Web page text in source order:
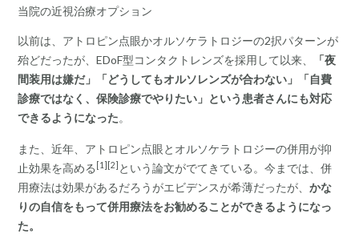
当院の近視治療オプション
以前は、アトロピン点眼かオルソケラトロジーの2択パターンが
殆どだったが、EDoF型コンタクトレンズを採用して以来、
「夜
間装用は嫌だ」「どうしてもオルソレンズが合わない」「自費
診療ではなく、保険診療でやりたい」という患者さんにも対応
できるようになった。
また、近年、アトロピン点眼とオルソケラトロジーの併用が抑
止効果を高める [1][2] という論文がでてきている。今までは、併
用療法は効果があるだろうがエビデンスが希薄だったが、 かな
りの自信をもって併用療法をお勧めることができるようになっ
た。